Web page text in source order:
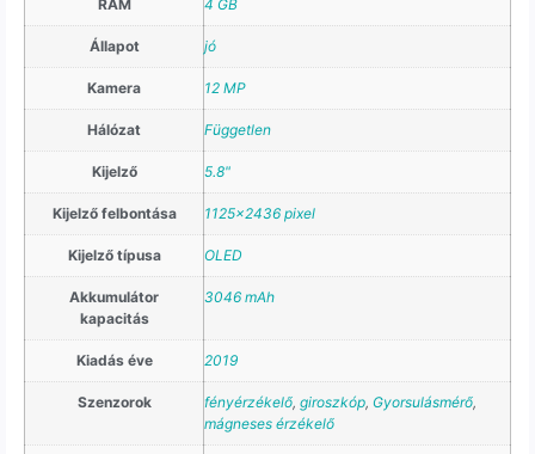
RAM 4 GB
Állapot jó
Kamera 12 MP
Hálózat Független
Kijelző 5.8"
Kijelző felbontása 1125×2436 pixel
Kijelző típusa OLED
Akkumulátor
kapacitás
3046 mAh
Kiadás éve 2019
Szenzorok fényérzékelő, giroszkóp, Gyorsulásmérő,
mágneses érzékelő